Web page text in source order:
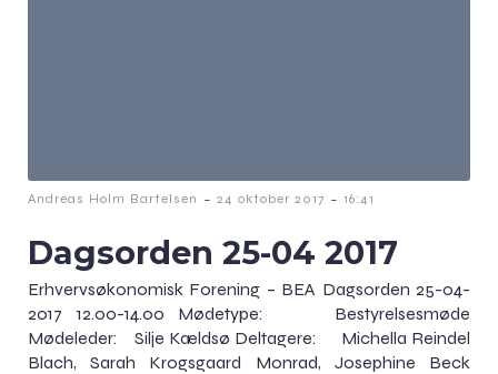
Andreas Holm Bartelsen - 24 oktober 2017 - 16:41
Dagsorden 25-04 2017
Erhvervsøkonomisk Forening – BEA Dagsorden 25-04-
2017 12.00-14.00 Mødetype: Bestyrelsesmøde
Mødeleder: Silje Kældsø Deltagere: Michella Reindel
Blach, Sarah Krogsgaard Monrad, Josephine Beck